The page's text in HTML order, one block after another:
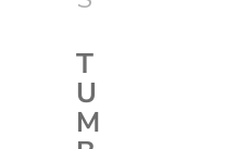
T
U
M